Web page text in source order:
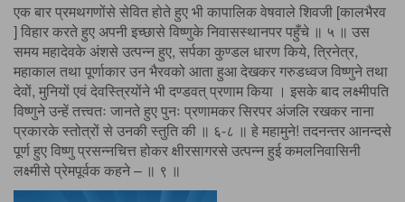
एक बार प्रमथगणोंसे सेवित होते हुए भी कापालिक वेषवाले शिवजी [कालभैरव
] विहार करते हुए अपनी इच्छासे विष्णुके निवासस्थानपर पहुँचे ॥ ५ ॥ उस
समय महादेवके अंशसे उत्पन्न हुए, सर्पका कुण्डल धारण किये, त्रिनेत्र,
महाकाल तथा पूर्णाकार उन भैरवको आता हुआ देखकर गरुडध्वज विष्णुने तथा
देवों, मुनियों एवं देवस्त्रियोंने भी दण्डवत् प्रणाम किया । इसके बाद लक्ष्मीपति
विष्णुने उन्हें तत्त्वतः जानते हुए पुनः प्रणामकर सिरपर अंजलि रखकर नाना
प्रकारके स्तोत्रों से उनकी स्तुति की ॥ ६-८ ॥ हे महामुने! तदनन्तर आनन्दसे
पूर्ण हुए विष्णु प्रसन्नचित्त होकर क्षीरसागरसे उत्पन्न हुई कमलनिवासिनी
लक्ष्मीसे प्रेमपूर्वक कहने – ॥ ९ ॥